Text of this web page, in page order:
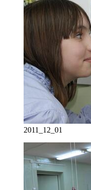
2011_12_01